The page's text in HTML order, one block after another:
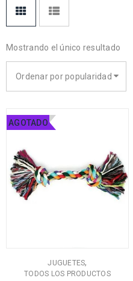
Mostrando el único resultado
Ordenar por popularidad
AGOTADO
JUGUETES,
TODOS LOS PRODUCTOS